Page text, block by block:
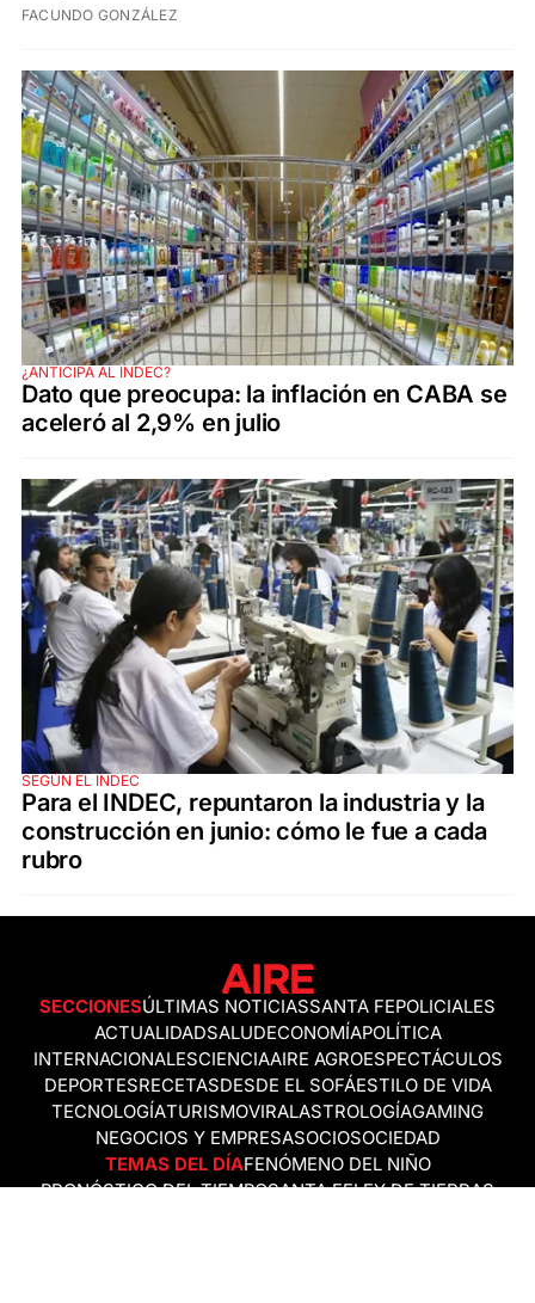
FACUNDO GONZÁLEZ
¿ANTICIPA AL INDEC?
Dato que preocupa: la inflación en CABA se
aceleró al 2,9% en julio
SEGÚN EL INDEC
Para el INDEC, repuntaron la industria y la
construcción en junio: cómo le fue a cada
rubro
SECCIONESÚLTIMAS NOTICIASSANTA FEPOLICIALES
ACTUALIDADSALUDECONOMÍAPOLÍTICA
INTERNACIONALESCIENCIAAIRE AGROESPECTÁCULOS
DEPORTESRECETASDESDE EL SOFÁESTILO DE VIDA
TECNOLOGÍATURISMOVIRALASTROLOGÍAGAMING
NEGOCIOS Y EMPRESASOCIOSOCIEDAD
TEMAS DEL DÍAFENÓMENO DEL NIÑO
PRONÓSTICO DEL TIEMPOSANTA FELEY DE TIERRAS